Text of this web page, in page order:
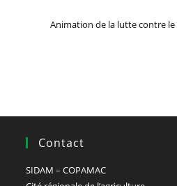
Animation de la lutte contre
Contact
SIDAM – COPAMAC